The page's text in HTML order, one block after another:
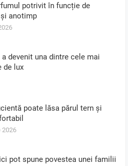
potrivit în funcție de
anotimp
devenit una dintre cele mai
de lux
poate lăsa părul tern și
2026
pot spune povestea unei familii